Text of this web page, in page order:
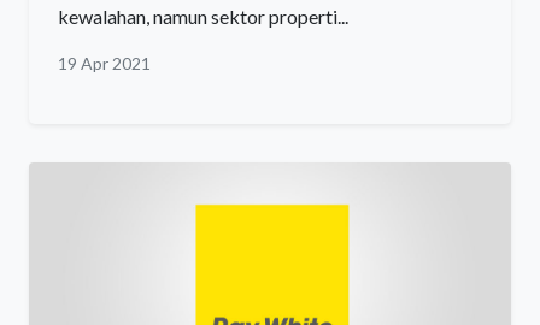
kewalahan, namun sektor properti...
19 Apr 2021